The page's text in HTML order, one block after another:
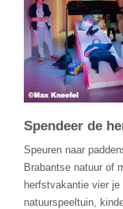
Spendeer de
Speuren naar
Brabantse natuur of
herfstvakantie vier
natuurspeeltuin,